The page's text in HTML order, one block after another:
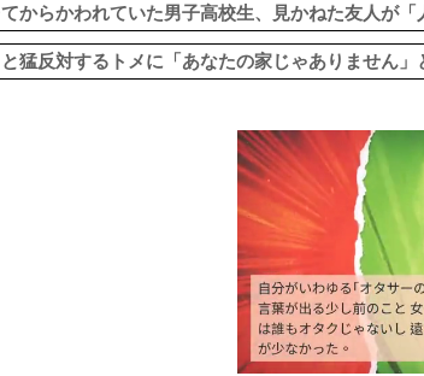
からかわれていた男子高校生、見かねた友人が
猛反対するトメに「あなたの家じゃありません